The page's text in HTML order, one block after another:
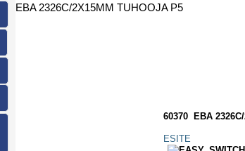
EBA 2326C/2X15MM TUHOOJA P5
60370 EBA
ESITE